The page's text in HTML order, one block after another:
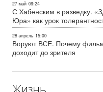
27 май 09:24
С Хабенским в разведку.
Юра» как урок
28 апрель 15:00
Воруют ВСЕ. Почему
доходит до зрителя